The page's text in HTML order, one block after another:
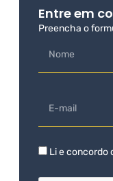
Entre em
Preencha o
Li e concordo